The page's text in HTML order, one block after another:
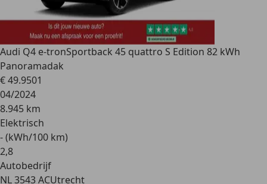
Audi Q4 e-tronSportback 45 quattro S Edition 82 kWh
Panoramadak
€ 49.9501
04/2024
8.945 km
Elektrisch
- (kWh/100 km)
2,8
Autobedrijf
NL 3543 ACUtrecht